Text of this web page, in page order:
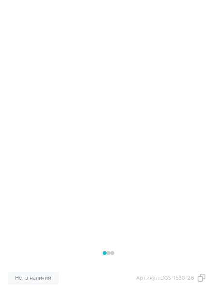
Нет в наличии Артикул:DGS-1530-28